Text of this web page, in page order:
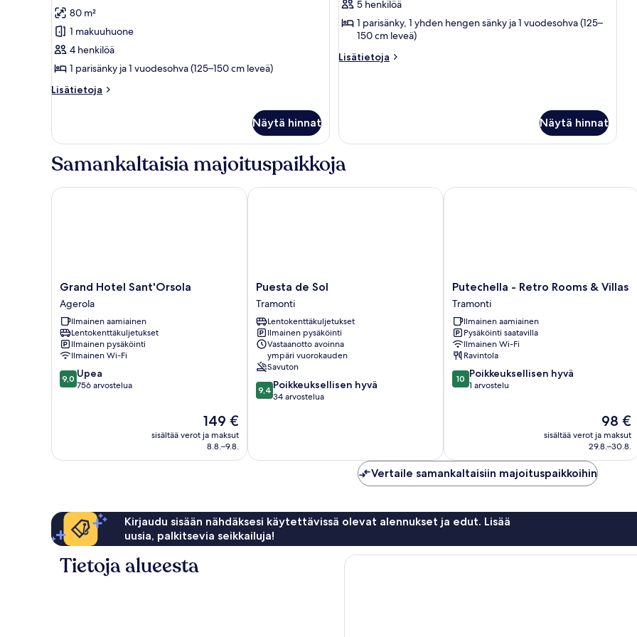
1
makuuhuone
kuvat
80 m²
1 makuuhuone
4 henkilöä
1 parisänky ja 1 vuodesohva (125–150 cm leveä)
Lisätietoja
Lisätietoja
makuuhuone
Näytä hinnat
1
makuuhuone
Adults)
5 henkilöä
1 parisänky, 1 yhden hengen sänky ja 1 vuodesohva (125–
150 cm leveä)
Lisätietoja
Lisätietoja
Adults)
Näytä hinnat
Samankaltaisia majoituspaikkoja
Grand
Hotel
Sant'Orsola
Agerola
Grand Hotel Sant'Orsola
Agerola
Ilmainen aamiainen
Lentokenttäkuljetukset
Ilmainen pysäköinti
Ilmainen Wi-Fi
9.0
kautta
9,0 Upea
756 arvostelua
Hinta
on
149 €
149 €
sisältää verot ja maksut
8.8.–9.8.
Grand Hotel Sant'Orsola
Puesta
de
Sol
Tramonti
Puesta de Sol
Tramonti
Lentokenttäkuljetukset
Ilmainen pysäköinti
Vastaanotto avoinna
ympäri vuorokauden
Savuton
9.4
kautta
arvostelua
9,4 Poikkeuksellisen hyvä
34 arvostelua
Puesta de Sol
Putechella
-
Retro
Rooms
&
Villas
Tramonti
Putechella - Retro Rooms & Villas
Tramonti
Ilmainen aamiainen
Pysäköinti saatavilla
Ilmainen Wi-Fi
Ravintola
10.0
kautta
10 Poikkeuksellisen hyvä
1 arvostelu
Hinta
on
98 €
98 €
sisältää verot ja maksut
29.8.–30.8.
Putechella - Retro Rooms & Villas
Vertaile samankaltaisiin majoituspaikkoihin
Kirjaudu sisään nähdäksesi käytettävissä olevat alennukset ja edut. Lisää
uusia, palkitsevia seikkailuja!
Tietoja alueesta